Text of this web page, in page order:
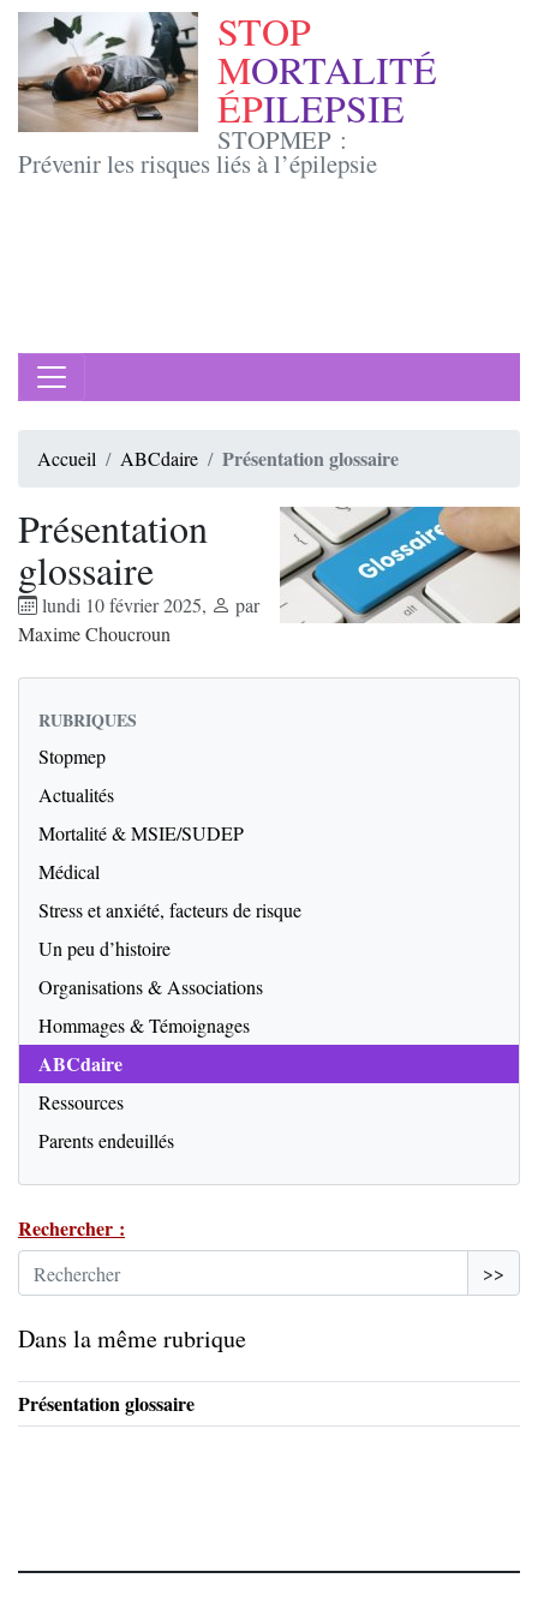
STOP
MORTALITÉ
ÉPILEPSIE
STOPMEP :
Prévenir les risques liés à l’épilepsie
Accueil ABCdaire Présentation glossaire
Présentation
glossaire
lundi 10 février 2025,
par
Maxime Choucroun
RUBRIQUES
Stopmep
Actualités
Mortalité & MSIE/SUDEP
Médical
Stress et anxiété, facteurs de risque
Un peu d’histoire
Organisations & Associations
Hommages & Témoignages
ABCdaire
Ressources
Parents endeuillés
Rechercher :
>>
Dans la même rubrique
Présentation glossaire